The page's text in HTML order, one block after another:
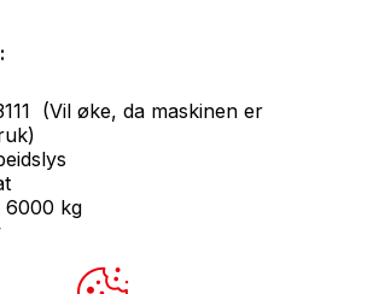
(Vil øke, da maskinen er
6000 kg